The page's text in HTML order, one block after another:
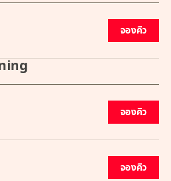
จองคิว
จองคิว
จองคิว